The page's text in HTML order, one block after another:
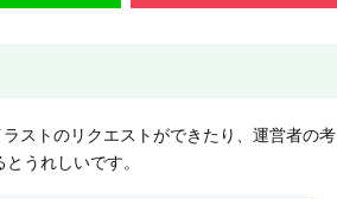
ストのリクエストができたり、運営者の考
うれしいです。